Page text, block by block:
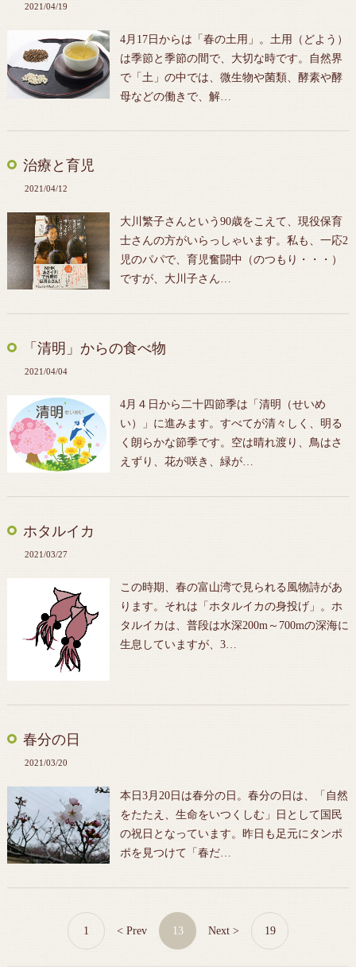
2021/04/19
4月17日からは「春の土用」。土用（どよう）
は季節と季節の間で、大切な時です。自然界
で「土」の中では、微生物や菌類、酵素や酵
母などの働きで、解…
治療と育児
2021/04/12
大川繁子さんという90歳をこえて、現役保育
士さんの方がいらっしゃいます。私も、一応2
児のパパで、育児奮闘中（のつもり・・・）
ですが、大川子さん…
「清明」からの食べ物
2021/04/04
4月４日から二十四節季は「清明（せいめ
い）」に進みます。すべてが清々しく、明る
く朗らかな節季です。空は晴れ渡り、鳥はさ
えずり、花が咲き、緑が…
ホタルイカ
2021/03/27
この時期、春の富山湾で見られる風物詩があ
ります。それは「ホタルイカの身投げ」。ホ
タルイカは、普段は水深200m～700mの深海に
生息していますが、3…
春分の日
2021/03/20
本日3月20日は春分の日。春分の日は、「自然
をたたえ、生命をいつくしむ」日として国民
の祝日となっています。昨日も足元にタンポ
ポを見つけて「春だ…
1 < Prev 13 Next > 19